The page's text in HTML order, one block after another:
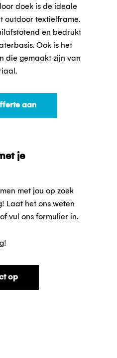
doek is de ideale
outdoor textielframe.
en bedrukt
Ook is het
die gemaakt zijn van
aan
je
met jou op zoek
Laat het ons weten
vul ons formulier in.
op